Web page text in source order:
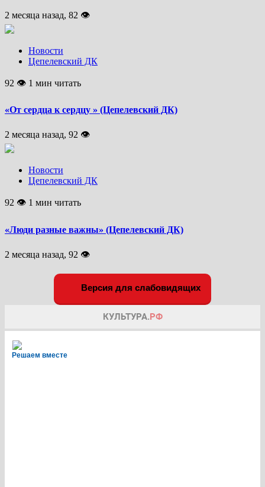
2 месяца назад, 82 👁
Новости
Цепелевский ДК
92 👁 1 мин читать
«От сердца к сердцу » (Цепелевский ДК)
2 месяца назад, 92 👁
Новости
Цепелевский ДК
92 👁 1 мин читать
«Люди разные важны» (Цепелевский ДК)
2 месяца назад, 92 👁
Версия для слабовидящих
Решаем вместе